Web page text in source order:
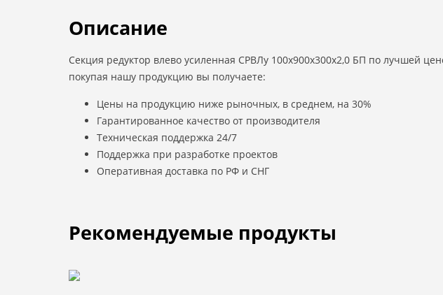
Описание
Секция редуктор влево усиленная СРВЛу 100х900х300х2,0 БП по лучшей
покупая нашу продукцию вы получаете:
Цены на продукцию ниже рыночных, в среднем, на 30%
Гарантированное качество от производителя
Техническая поддержка 24/7
Поддержка при разработке проектов
Оперативная доставка по РФ и СНГ
Рекомендуемые продукты